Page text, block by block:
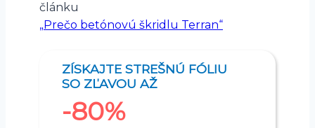
článku
„Prečo betónovú škridlu Terran“
ZÍSKAJTE STREŠNÚ FÓLIU
SO ZĽAVOU AŽ
-80%